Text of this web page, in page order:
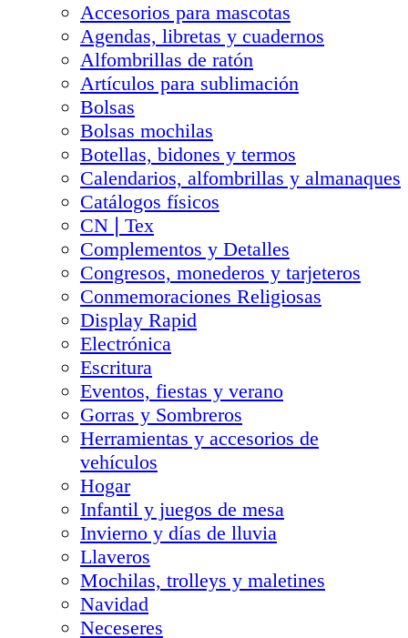
Accesorios para mascotas
Agendas, libretas y cuadernos
Alfombrillas de ratón
Artículos para sublimación
Bolsas
Bolsas mochilas
Botellas, bidones y termos
Calendarios, alfombrillas y almanaques
Catálogos físicos
CN❘Tex
Complementos y Detalles
Congresos, monederos y tarjeteros
Conmemoraciones Religiosas
Display Rapid
Electrónica
Escritura
Eventos, fiestas y verano
Gorras y Sombreros
Herramientas y accesorios de
vehículos
Hogar
Infantil y juegos de mesa
Invierno y días de lluvia
Llaveros
Mochilas, trolleys y maletines
Navidad
Neceseres